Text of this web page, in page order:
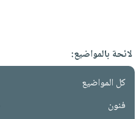
لائحة بالمواضيع:
كل المواضيع
فنون